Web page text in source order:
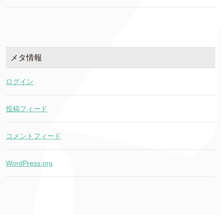
メタ情報
ログイン
投稿フィード
コメントフィード
WordPress.org